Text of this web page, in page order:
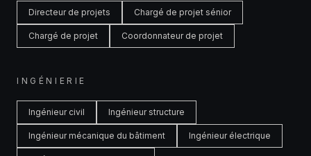
Directeur de projets Chargé de projet sénior
Chargé de projet Coordonnateur de projet
INGÉNIERIE
Ingénieur civil Ingénieur structure
Ingénieur mécanique du bâtiment Ingénieur électrique